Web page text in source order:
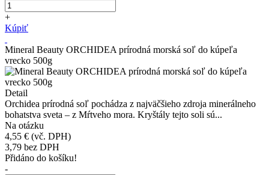
+
Kúpiť
Mineral Beauty ORCHIDEA prírodná morská soľ do kúpeľa
vrecko 500g
Detail
Orchidea prírodná soľ pochádza z najväčšieho zdroja minerálneho
bohatstva sveta – z Mŕtveho mora. Kryštály tejto soli sú...
Na otázku
4,55 € (vč. DPH)
3,79 bez DPH
Přidáno do košíku!
-